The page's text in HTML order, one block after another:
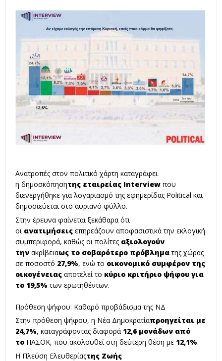
Ανατροπές στον πολιτικό χάρτη καταγράφει
η δημοσκόπησητης εταιρείας Interview που
διενεργήθηκε για λογαριασμό της εφημερίδας Political και
δημοσιεύεται στο αυριανό φύλλο.
Στην έρευνα φαίνεται ξεκάθαρα ότι
οι ανατιμήσεις επηρεάζουν αποφασιστικά την εκλογική
συμπεριφορά, καθώς οι πολίτες αξιολογούν
την ακρίβειαως το σοβαρότερο πρόβληματης χώρας
σε ποσοστό 27,9%, ενώ το οικονομικό συμφέρον της
οικογένειας αποτελεί το κύριο κριτήριο ψήφου για
το 19,5% των ερωτηθέντων.
Πρόθεση ψήφου: Καθαρό προβάδισμα της ΝΔ
Στην πρόθεση ψήφου, η Νέα Δημοκρατίαπροηγείται με
24,7%, καταγράφοντας διαφορά 12,6 μονάδων από
το ΠΑΣΟΚ, που ακολουθεί στη δεύτερη θέση με 12,1%.
Η Πλεύση Ελευθερίαςτης Ζωής